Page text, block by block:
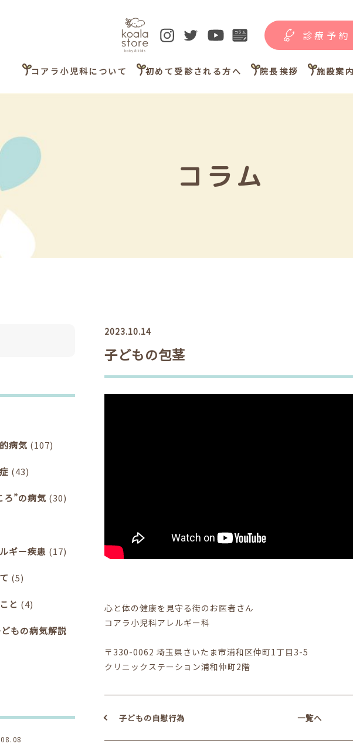
診療予約
コアラ小児科について 初めて受診される方へ 院長挨拶 施設案
コラム
2023.10.14
子どもの包茎
心と体の健康を見守る街のお医者さん
コアラ小児科アレルギー科
〒330-0062 埼玉県さいたま市浦和区仲町1丁目3-5
クリニックステーション浦和仲町2階
子どもの自慰行為 一覧へ
病気 (107)
(43)
ろ”の病気 (30)
ギー疾患 (17)
(5)
と (4)
もの病気解説